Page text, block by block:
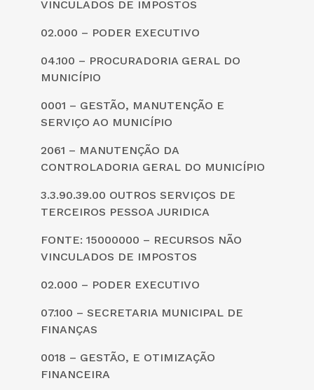
VINCULADOS DE IMPOSTOS
02.000 – PODER EXECUTIVO
04.100 – PROCURADORIA GERAL DO
MUNICÍPIO
0001 – GESTÃO, MANUTENÇÃO E
SERVIÇO AO MUNICÍPIO
2061 – MANUTENÇÃO DA
CONTROLADORIA GERAL DO MUNICÍPIO
3.3.90.39.00 OUTROS SERVIÇOS DE
TERCEIROS PESSOA JURIDICA
FONTE: 15000000 – RECURSOS NÃO
VINCULADOS DE IMPOSTOS
02.000 – PODER EXECUTIVO
07.100 – SECRETARIA MUNICIPAL DE
FINANÇAS
0018 – GESTÃO, E OTIMIZAÇÃO
FINANCEIRA